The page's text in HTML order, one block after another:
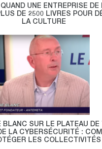
UNE ENTREPRISE DE
DE 2500 LIVRES POUR
LA CULTURE
BLANC SUR LE PLATEAU DE
LA CYBERSÉCURITÉ :
LES COLLECTIVITÉS